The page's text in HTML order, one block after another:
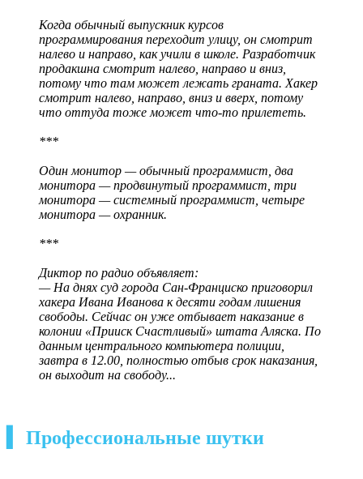
Когда обычный выпускник курсов
программирования переходит улицу, он смотрит
налево и направо, как учили в школе. Разработчик
продакшна смотрит налево, направо и вниз,
потому что там может лежать граната. Хакер
смотрит налево, направо, вниз и вверх, потому
что оттуда тоже может что-то прилететь.
***
Один монитор — обычный программист, два
монитора — продвинутый программист, три
монитора — системный программист, четыре
монитора — охранник.
***
Диктор по радио объявляет:
— На днях суд города Сан-Франциско приговорил
хакера Ивана Иванова к десяти годам лишения
свободы. Сейчас он уже отбывает наказание в
колонии «Прииск Счастливый» штата Аляска. По
данным центрального компьютера полиции,
завтра в 12.00, полностью отбыв срок наказания,
он выходит на свободу...
▍ Профессиональные шутки